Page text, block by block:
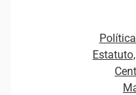
Plataformas e Motores
Curso Gratuito de Saúde
Distribuidores e
Estrutura Organizacional